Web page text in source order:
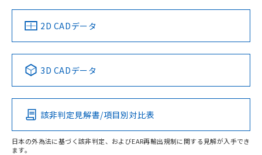
中国 RoHS 注意事項・凡例
Pb Hg Cd Cr(VI)
O
2D CADデータ
3D CADデータ
該非判定見解書/項目別対比表
日本の外為法に基づく該非判定、およびEAR再輸出規制に関する見解が入手でき
ます。